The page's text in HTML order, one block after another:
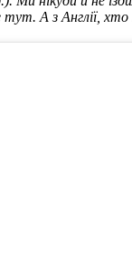
тут. А з Англії,